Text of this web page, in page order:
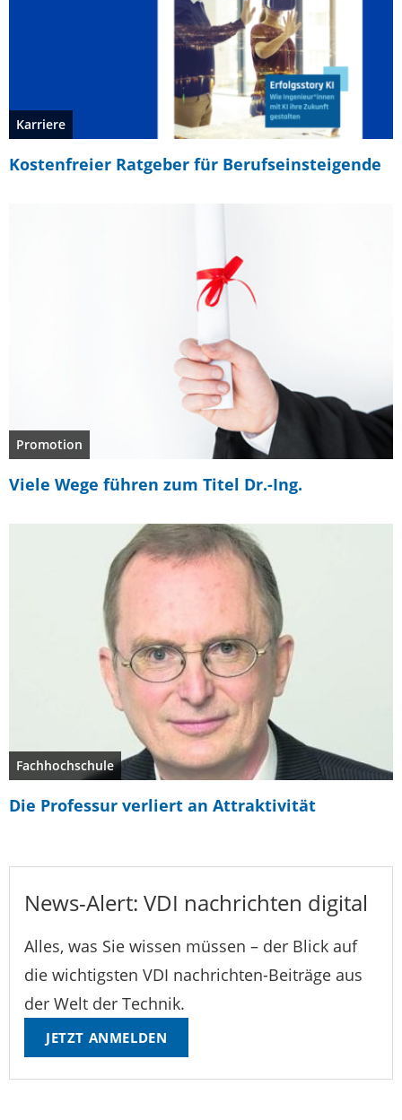
Karriere
Kostenfreier Ratgeber für Berufseinsteigende
Promotion
Viele Wege führen zum Titel Dr.-Ing.
Fachhochschule
Die Professur verliert an Attraktivität
News-Alert: VDI nachrichten digital
Alles, was Sie wissen müssen – der Blick auf
die wichtigsten VDI nachrichten-Beiträge aus
der Welt der Technik.
JETZT ANMELDEN